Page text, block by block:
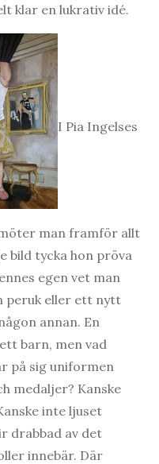
klar en lukrativ idé.
I Pia Ingelses
man framför allt
bild tycka hon pröva
egen vet man
peruk eller ett nytt
annan. En
barn, men vad
på sig uniformen
medaljer? Kanske
inte ljuset
drabbad av det
innebär. Där